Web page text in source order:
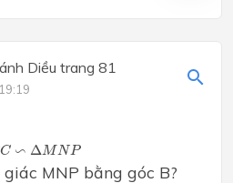
Diều trang 81
C ∽ ΔM N P
∽ M NP
MNP bằng góc B?